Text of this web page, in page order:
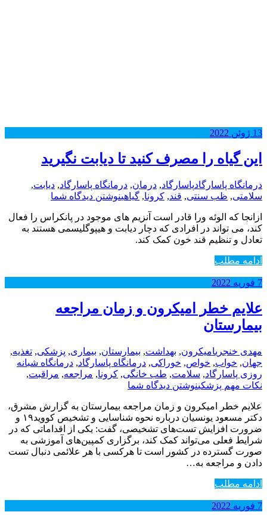
13 ژوئن 2022
این گیاه را مصرف کنید تا دیابت نگیرید
درمانگاه پاسارگادپاسارگاد, درمان, درمانگاه پاسارگاد, دیابت,
سلامتی, ظب سنتی, قند, کرونا, گیاهینوشتن دیدگاه شما
ازانجا که الوئه ورا قادر است آنزیم های موجود در پانکراس را فعال
کند، می تواند در افرادی که دچار دیابت و هیپوگلیسمی هستند به
تعادل و تنظیم قند خون کمک کند.
ادامه مطلب
7 فوریه 2022
علایم خطر امیکرون و زمان مراجعه
بیمارستان
مهدی خنجریامیکرون, بهداشت, بیمارستان, بیماری, پزشکی, تغذیه,
جهان, خواب, خواص, خوراکی, درمانگاه پاسارگاد, درمانگاه شبانه
روزی پاسارگاد, سلامت, طب خانگی, کرونا, مراجعه, مراقبت,
نکات مهم پزشکینوشتن دیدگاه شما
علایم خطر امیکرون و زمان مراجعه بیمارستان به گزارش مشرق،
دکتر مسعود یونسیان درباره نحوه شناسایی و تشخیص کووید۱۹ و
ضرورت افزایش تست‌های تشخیصی، گفت: یکی از اقداماتی که در
شرایط فعلی می‌تواند کمک کند، برگزاری کمپین‌های آموزشی به
صورت گسترده در کشور است تا هرکسی با هر علائمی دنبال تست
دادن و مراجعه به…
ادامه مطلب
7 فوریه 2022